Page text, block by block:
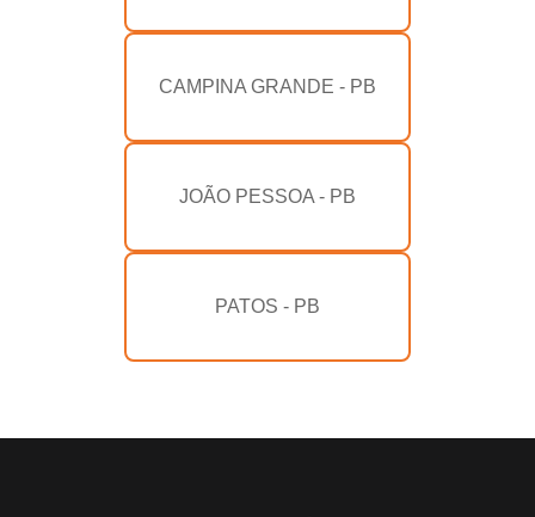
CAMPINA GRANDE - PB
JOÃO PESSOA - PB
PATOS - PB